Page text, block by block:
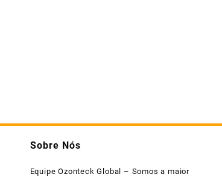
Sobre Nós
Equipe Ozonteck Global – Somos a maior